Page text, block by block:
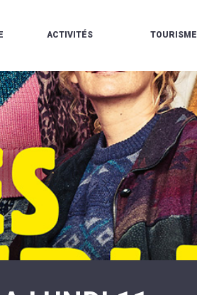
ACTIVITÉS
LA
MÉDIATHÈQUE
L'ÉCOLE
COMMUNAUTAIRE
DE
MUSIQUE
L'ÉCOLE
COMMUNAUTAIRE
DE
DANSE
PISCINE
COMMUNAUTAIRE
ASSOCIATIONS
TOURISME
LA
VOIE
VERTE
VISITES
DÉCOUVERTES
LES
RANDONNÉES
LE
CAMPING
POUR
CAMPING-
CARS
TENTES
ET
CARAVANES
HALTE